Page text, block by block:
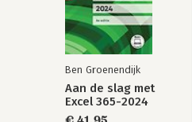
Ben Groenendijk
Aan de slag met
Excel 365-2024